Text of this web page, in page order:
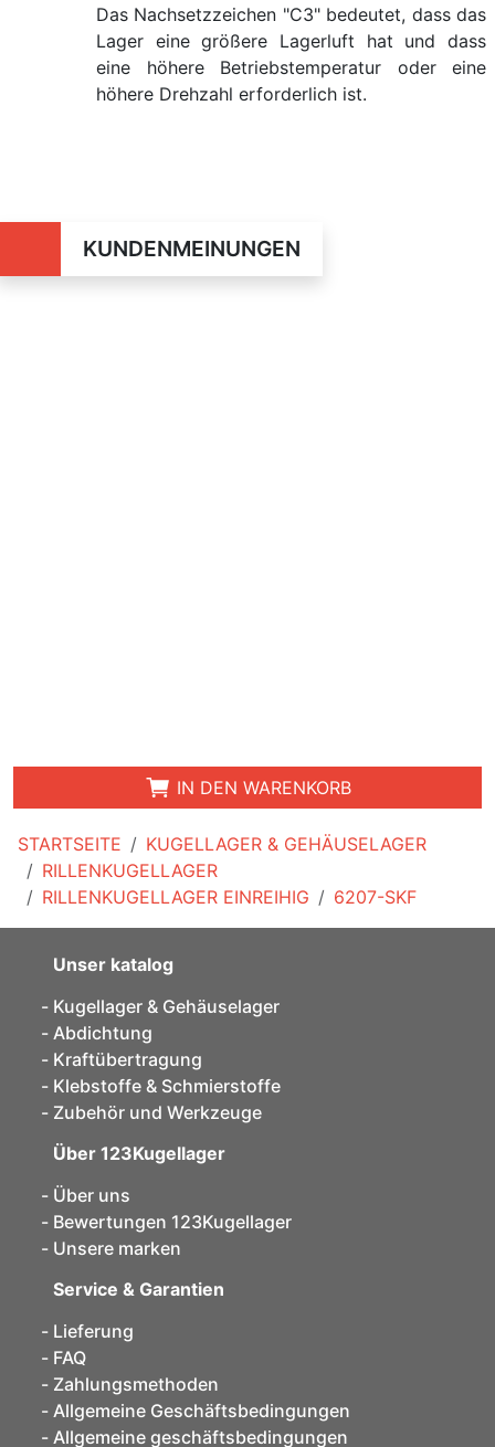
STARTSEITE
KUGELLAGER & GEHÄUSELAGER
RILLENKUGELLAGER
RILLENKUGELLAGER EINREIHIG
6207-SKF
Das Nachsetzzeichen "C3" bedeutet, dass das
Lager eine größere Lagerluft hat und dass
eine höhere Betriebstemperatur oder eine
höhere Drehzahl erforderlich ist.
KUNDENMEINUNGEN
IN DEN WARENKORB
Unser katalog
Kugellager & Gehäuselager
Abdichtung
Kraftübertragung
Klebstoffe & Schmierstoffe
Zubehör und Werkzeuge
Über 123Kugellager
Über uns
Bewertungen 123Kugellager
Unsere marken
Service & Garantien
Lieferung
FAQ
Zahlungsmethoden
Allgemeine Geschäftsbedingungen
Allgemeine geschäftsbedingungen